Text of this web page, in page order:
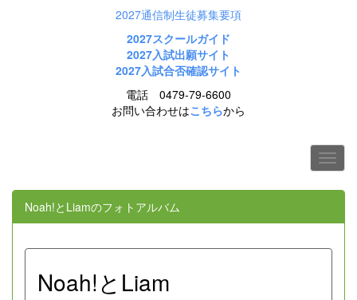
2027通信制生徒募集要項
2027スクールガイド
2027入試出願サイト
2027入試合否確認サイト
電話 0479-79-6600
お問い合わせはこちらから
Noah!とLiamのフォトアルバム
Noah!とLiam